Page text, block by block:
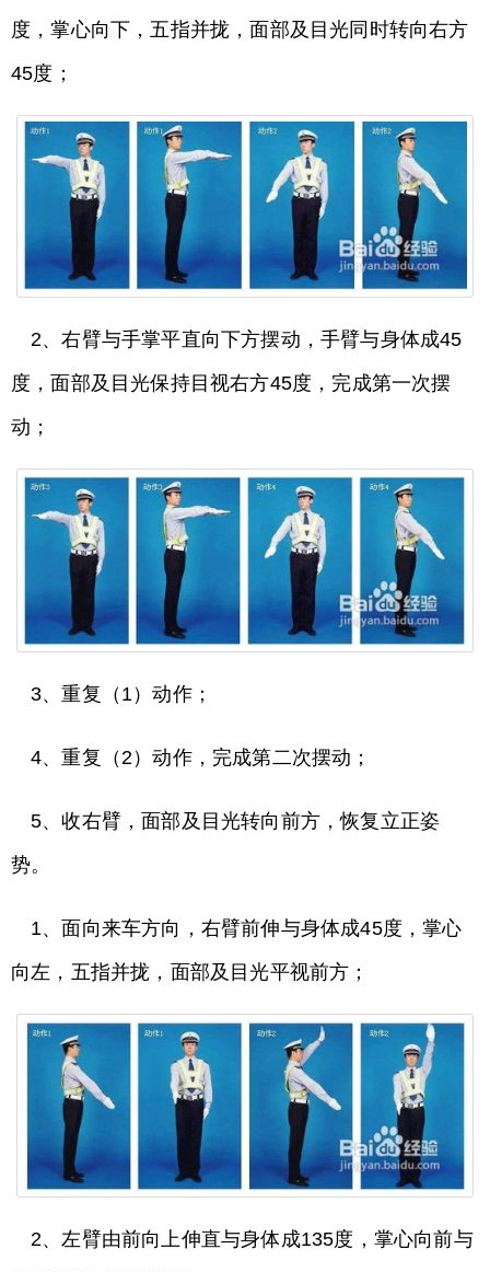
度，掌心向下，五指并拢，面部及目光同时转向右方
45度；
2、右臂与手掌平直向下方摆动，手臂与身体成45
度，面部及目光保持目视右方45度，完成第一次摆
动；
3、重复（1）动作；
4、重复（2）动作，完成第二次摆动；
5、收右臂，面部及目光转向前方，恢复立正姿
势。
1、面向来车方向，右臂前伸与身体成45度，掌心
向左，五指并拢，面部及目光平视前方；
2、左臂由前向上伸直与身体成135度，掌心向前与